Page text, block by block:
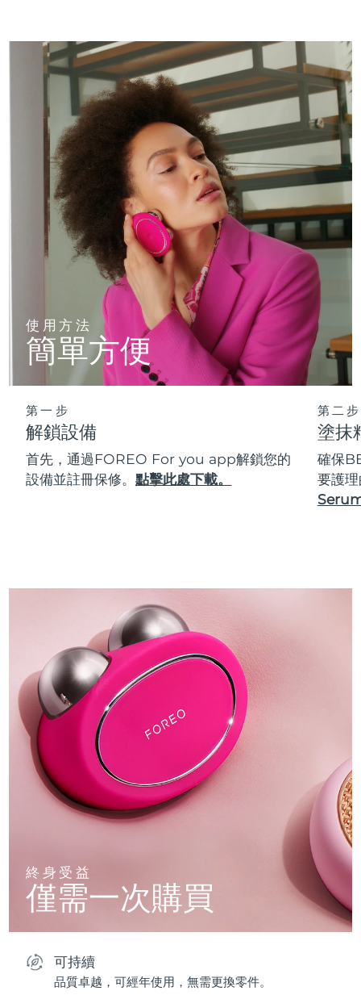
使用方法
簡單方便
第一步
解鎖設備
首先，通過FOREO For you app解鎖您的
設備並註冊保修。點擊此處下載。
第二步
塗抹
確保
要護
終身受益
僅需一次購買
可持續
品質卓越，可經年使用，無需更換零件。